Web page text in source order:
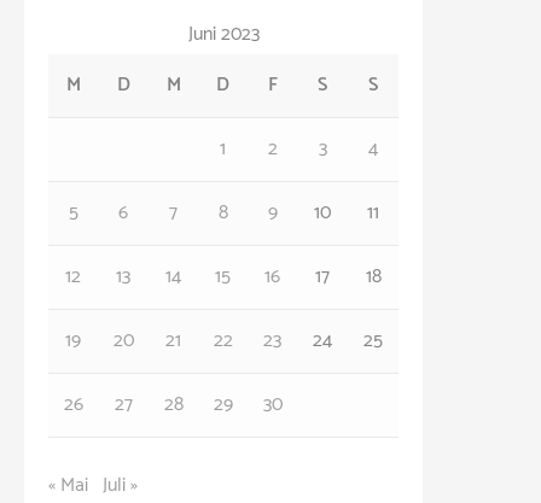
Juni 2023
M
D M D F S
S
1
2 3
4
5
6 7 8 9 10
11
12
13 14 15 16 17
18
19
20 21 22 23 24
25
26
27 28 29 30
« Mai Juli »